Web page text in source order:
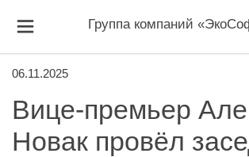
Группа компаний
06.11.2025
Вице-премьер
Новак провёл